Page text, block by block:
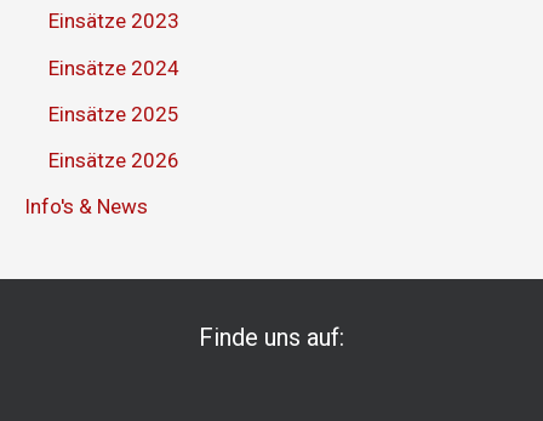
Einsätze 2023
Einsätze 2024
Einsätze 2025
Einsätze 2026
Info's & News
Finde uns auf: